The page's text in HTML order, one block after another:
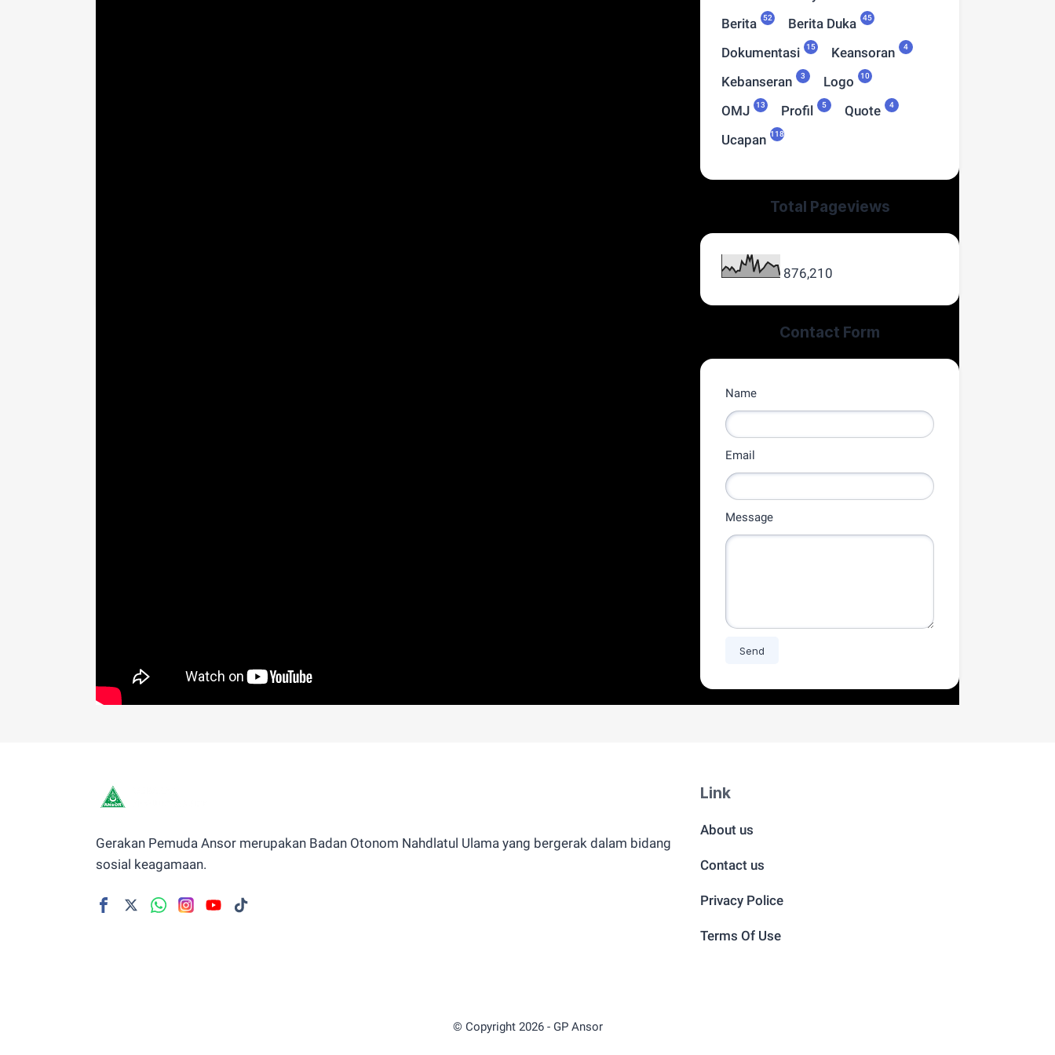
Berita 52 Berita Duka 45
Dokumentasi 15 Keansoran 4
Kebanseran 3 Logo 10
OMJ 13 Profil 5 Quote 4
Ucapan 118
Total Pageviews
876,210
Contact Form
Name
Email
Message
Gerakan Pemuda Ansor merupakan Badan Otonom Nahdlatul Ulama yang bergerak dalam bidang
sosial keagamaan.
Link
About us
Contact us
Privacy Police
Terms Of Use
© Copyright 2026- GP Ansor